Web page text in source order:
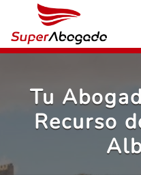
Tu
Recurso